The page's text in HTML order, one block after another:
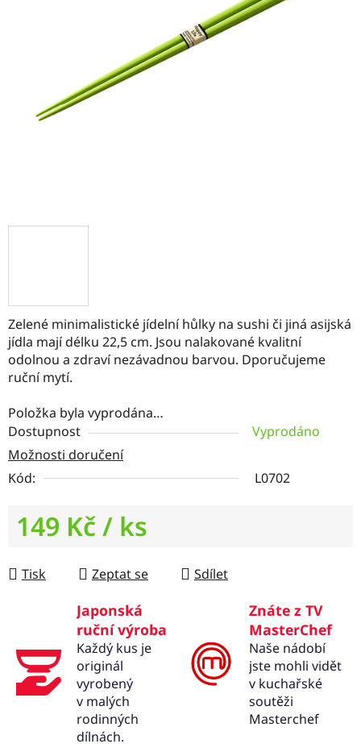
Zelené minimalistické jídelní hůlky na sushi či jiná asijská
jídla mají délku 22,5 cm. Jsou nalakované kvalitní
odolnou a zdraví nezávadnou barvou. Dporučujeme
ruční mytí.
Položka byla vyprodána…
Dostupnost
Vyprodáno
Možnosti doručení
Kód:
L0702
149 Kč/ ks
Tisk
Zeptat se Sdílet
Japonská
ruční výroba
Každý kus je
originál
vyrobený
v malých
rodinných
dílnách.
Znáte z TV
MasterChef
Naše nádobí
jste mohli vidět
v kuchařské
soutěži
Masterchef